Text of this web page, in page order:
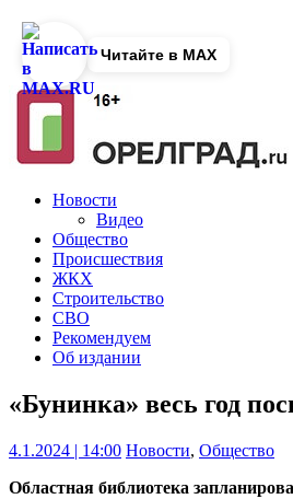
Новости
Видео
Общество
Происшествия
ЖКХ
Строительство
СВО
Рекомендуем
Об издании
«Бунинка» весь год
4.1.2024 | 14:00 Новости, Общество
Областная библиотека
Читайте в MAX